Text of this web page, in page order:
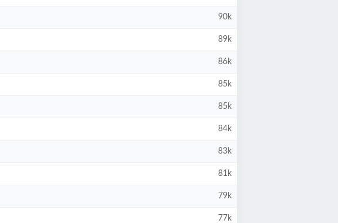
90k
89k
86k
85k
85k
84k
83k
81k
79k
77k